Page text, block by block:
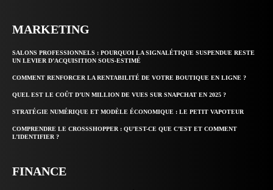
MARKETING
SALONS PROFESSIONNELS : POURQUOI LA SIGNALÉTIQUE SUSPENDUE RESTE
UN LEVIER D’ACQUISITION SOUS-ESTIMÉ
COMMENT RENFORCER LA RENTABILITÉ DE VOTRE BOUTIQUE EN LIGNE ?
QUEL EST LE COÛT D’UN MILLION DE VUES SUR SNAPCHAT EN 2025 ?
STRATÉGIE NUMÉRIQUE ET MODÈLE ÉCONOMIQUE : LE PETIT VAPOTEUR
COMPRENDRE LE CROSSSHOPPER : QU’EST-CE QUE C’EST ET COMMENT
L’IDENTIFIER ?
FINANCE